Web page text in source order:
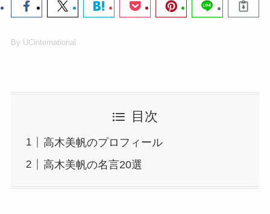
By UCinternational
目次
高木美帆のプロフィール
高木美帆の名言20選